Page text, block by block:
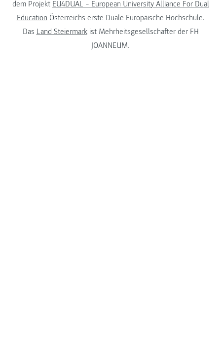
dem Projekt EU4DUAL – European University Alliance For Dual
Education Österreichs erste Duale Europäische Hochschule.
Das Land Steiermarkist Mehrheitsgesellschafter der FH
JOANNEUM.